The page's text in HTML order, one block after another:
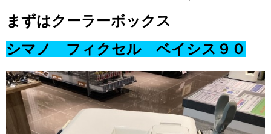
まずはクーラーボックス
シマノ フィクセル ベイシス９０